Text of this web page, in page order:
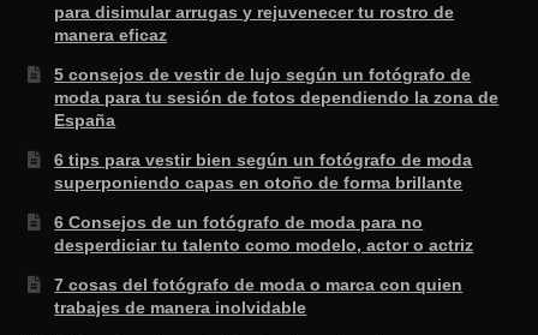
para disimular arrugas y rejuvenecer tu rostro de
manera eficaz
5 consejos de vestir de lujo según un fotógrafo de
moda para tu sesión de fotos dependiendo la zona de
España
6 tips para vestir bien según un fotógrafo de moda
superponiendo capas en otoño de forma brillante
6 Consejos de un fotógrafo de moda para no
desperdiciar tu talento como modelo, actor o actriz
7 cosas del fotógrafo de moda o marca con quien
trabajes de manera inolvidable